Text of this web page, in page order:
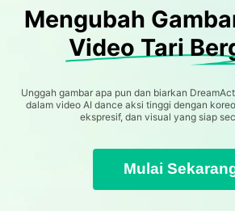
Mengubah
Video Tari
Unggah gambar apa pun dan biarkan
dalam video AI dance aksi tinggi dengan
ekspresif, dan visual yang siap
Mulai